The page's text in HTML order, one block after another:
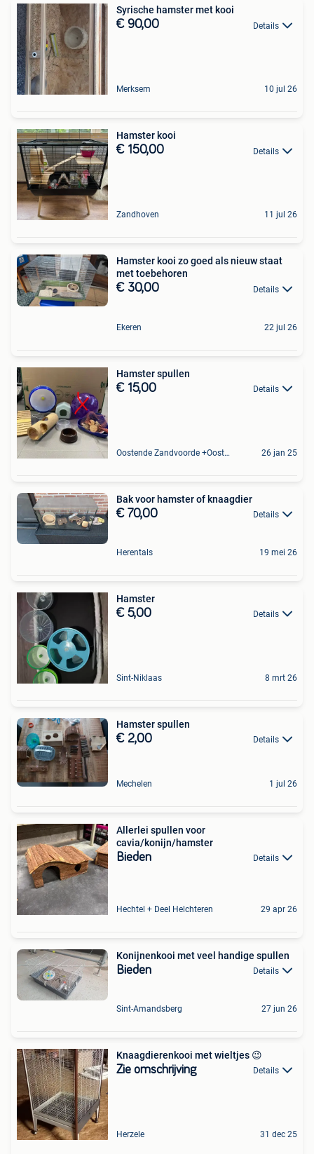
Syrische hamster met kooi
€ 90,00 Details
Merksem 10 jul 26
Hamster kooi
€ 150,00 Details
Zandhoven 11 jul 26
Hamster kooi zo goed als nieuw staat
met toebehoren
€ 30,00 Details
Ekeren 22 jul 26
Hamster spullen
€ 15,00 Details
Oostende Zandvoorde +Oostende 26 jan 25
Bak voor hamster of knaagdier
€ 70,00 Details
Herentals 19 mei 26
Hamster
€ 5,00 Details
Sint-Niklaas 8 mrt 26
Hamster spullen
€ 2,00 Details
Mechelen 1 jul 26
Allerlei spullen voor
cavia/konijn/hamster
Bieden Details
Hechtel + Deel Helchteren 29 apr 26
Konijnenkooi met veel handige spullen
Bieden Details
Sint-Amandsberg 27 jun 26
Knaagdierenkooi met wieltjes 😉
Zie omschrijving Details
Herzele 31 dec 25